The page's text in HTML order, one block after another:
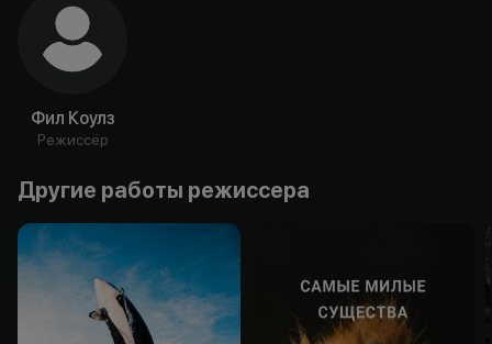
Фил Коулз
Режиссёр
Другие работы режиссера